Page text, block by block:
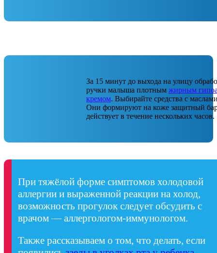
За 15 минут до выхода на улицу
ручки малыша плотным жирным
кремом. Выбирайте средства с
Они формируют на коже защитный
действует в течение нескольких часов.
При тяжёлой форме симптомов холодовой
аллергии и выраженной реакции на холод,
возможность прогулок следует обсудить с
врачом — аллергологом-иммунологом.
Также рассказываем о том, что делать, если